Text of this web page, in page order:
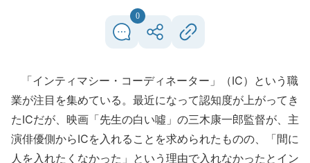
0
「インティマシー・コーディネーター」（IC）という職
業が注目を集めている。最近になって認知度が上がってき
たICだが、映画「先生の白い噓」の三木康一郎監督が、主
演俳優側からICを入れることを求められたものの、「間に
人を入れたくなかった」という理由で入れなかったとイン